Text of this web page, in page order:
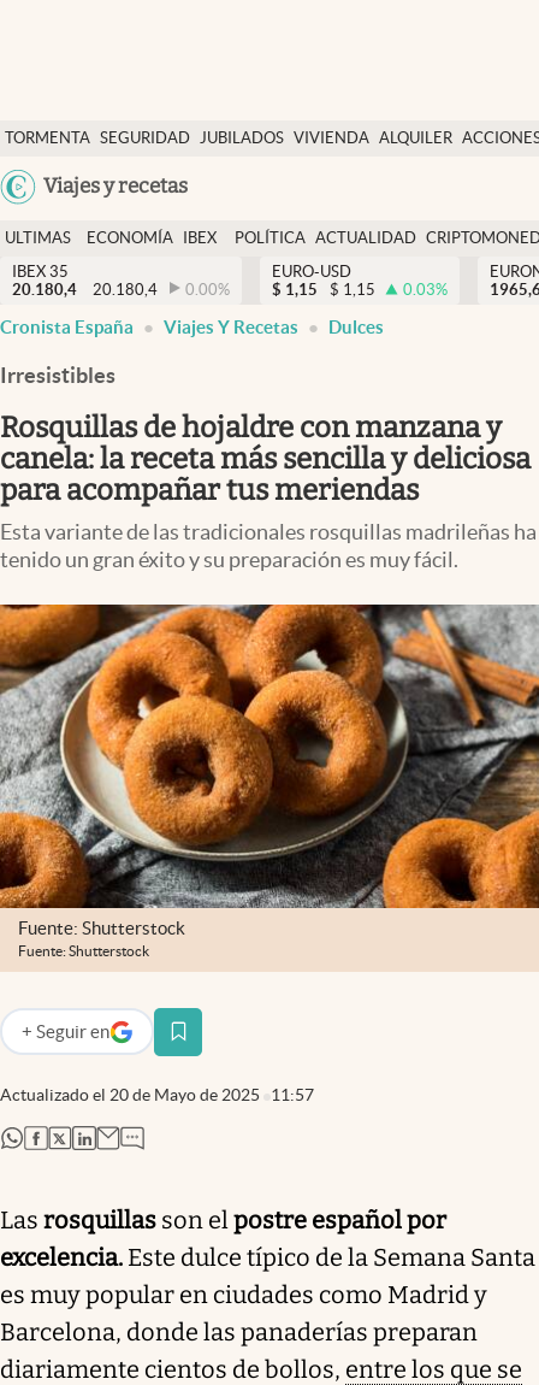
TORMENTA SEGURIDAD JUBILADOS VIVIENDA ALQUILER
USA
Viajes y recetas
Economía y finanzas
Política
Actualidad
Criptomonedas
España
ULTIMAS
NOTICIAS
ECONOMÍA
FINANZAS
IBEX
EURO
POLÍTICA ACTUALIDAD
IBEX 35
20.180,4
20.180,4 0.00%
EURO-USD
$ 1,15 $ 1,15 0.03%
Cronista España Viajes Y Recetas Dulces
Irresistibles
Rosquillas de hojaldre con manzana y
canela: la receta más sencilla y deliciosa
para acompañar tus meriendas
Esta variante de las tradicionales rosquillas madrileñas ha
tenido un gran éxito y su preparación es muy fácil.
Fuente: Shutterstock
Fuente: Shutterstock
Actualizado el 20 de Mayo de 2025 11:57
+ Seguir en
abre en nueva pestaña
abre en nueva pestaña
abre en nueva pestaña
abre en nueva pestaña
abre en nueva pestaña
Las rosquillas son elpostre español por
excelencia. Este dulce típico de la Semana Santa
es muy popular en ciudades como Madrid y
Barcelona, donde las panaderías preparan
diariamente cientos de bollos, entre los que se